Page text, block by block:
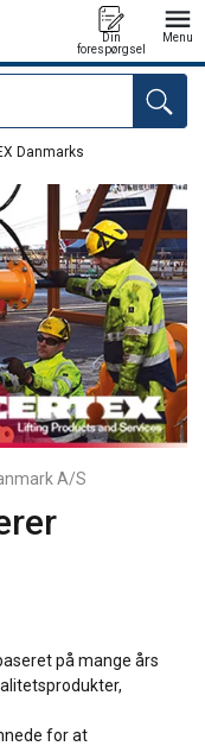
Din
forespørgsel
Menu
Danmarks
A/S
på mange års
for at